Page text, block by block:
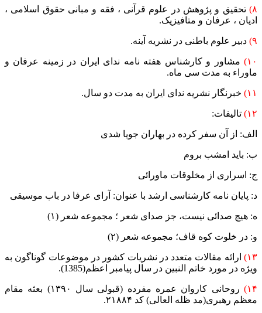
۸)
تحقیق و پژوهش در علوم قرآنی ، فقه و مبانی حقوق اسلامی ،
ادیان ، عرفان و متافیزیک.
۹) دبیر علوم باطنی در نشریه آینه.
۱۰)
مشاور و کارشناس هفته نامه ندای ایران در زمینه عرفان و
ماوراء به مدت سی ماه.
۱۱) خبرنگار نشریه ندای ایران به مدت دو سال.
۱۲) تالیفات:
الف: از آن سفر کرده در بهاران جویا شدی
ب: باید امشب بروم
ج: اسراری از مخلوقات ماورائی
د: پایان نامه کارشناسی ارشد با عنوان: آرای عرفا در باب موسیقی
ه: هیچ صدائی نیست، جز صدای شعر ؛ مجموعه شعر (۱)
و: در خلوت کوه قاف؛ مجموعه شعر (۲)
۱۳)
ارائه مقالات متعدد در نشریات کشور در موضوعات گوناگون به
ویژه در مورد خاتم النبین در سال پیامبر اعظم(1385).
۱۴)
روحانی کاروان عمره مفرده (قبولی سال ۱۳۹۰) بعثه مقام
معظم رهبری(مد ظله العالی) کد ۲۱۸۸۴.